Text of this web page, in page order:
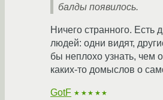
балды появилось.
Ничего странного. Есть
людей: одни видят,
бы неплохо узнать, чем
каких-то домыслов о
GotF ★★★★★